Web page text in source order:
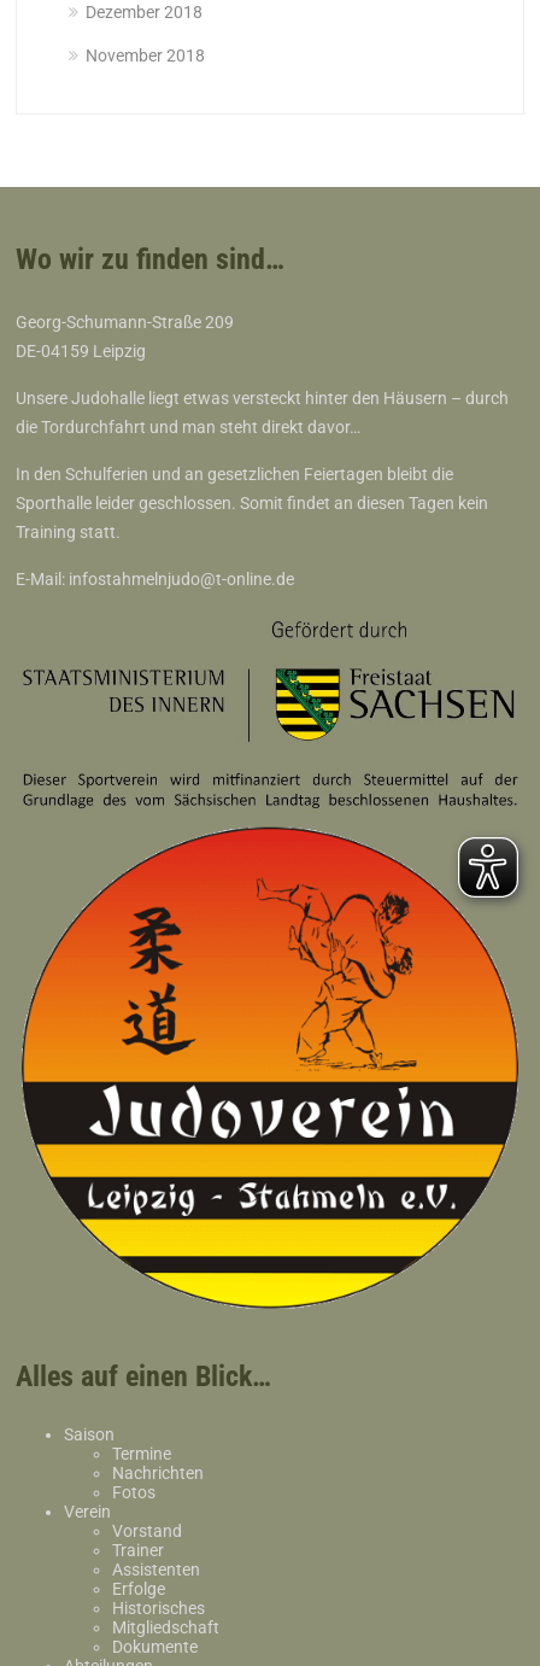
Dezember 2018
November 2018
Wo wir zu finden sind…
Georg-Schumann-Straße 209
DE-04159 Leipzig
Unsere Judohalle liegt etwas versteckt hinter den Häusern – durch
die Tordurchfahrt und man steht direkt davor…
In den Schulferien und an gesetzlichen Feiertagen bleibt die
Sporthalle leider geschlossen. Somit findet an diesen Tagen kein
Training statt.
E-Mail: infostahmelnjudo@t-online.de
Alles auf einen Blick…
Saison
Termine
Nachrichten
Fotos
Verein
Vorstand
Trainer
Assistenten
Erfolge
Historisches
Mitgliedschaft
Dokumente